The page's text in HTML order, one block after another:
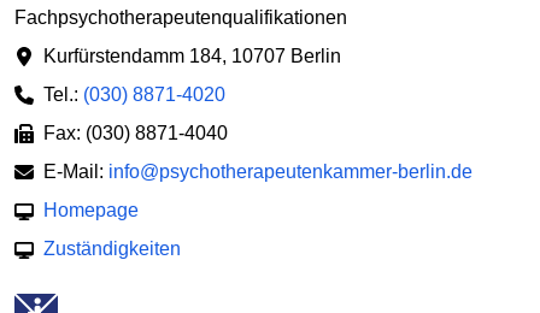
Fachpsychotherapeutenqualifikationen
Kurfürstendamm 184, 10707 Berlin
Tel.: (030) 8871-4020
Fax: (030) 8871-4040
E-Mail: info@psychotherapeutenkammer-berlin.de
Homepage
Zuständigkeiten